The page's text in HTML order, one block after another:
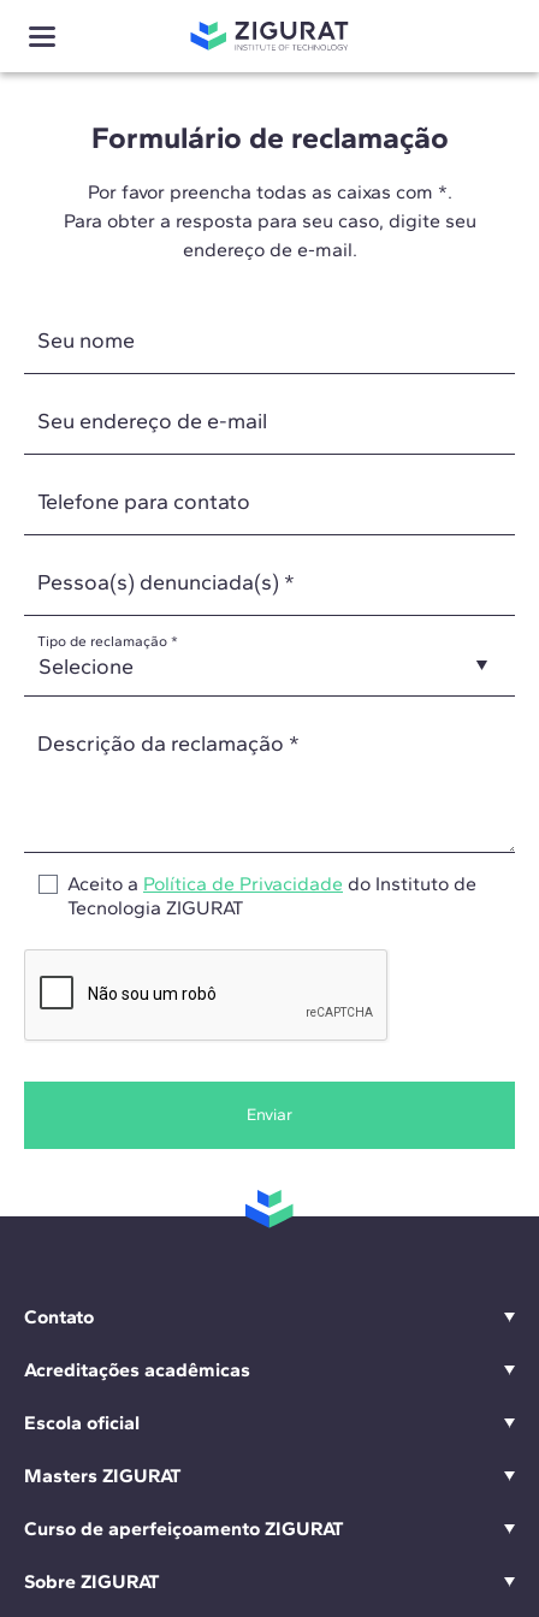
Formulário de reclamação
Por favor preencha todas as caixas com *.
Para obter a resposta para seu caso, digite seu
endereço de e-mail.
Seu nome
Seu endereço de e-mail
Telefone para contato
Pessoa(s) denunciada(s) *
Tipo de reclamação *
Descrição da reclamação *
Aceito a Política de Privacidade do Instituto de
Tecnologia ZIGURAT
Enviar
Contato
Acreditações acadêmicas
Escola oficial
Masters ZIGURAT
Curso de aperfeiçoamento ZIGURAT
Sobre ZIGURAT